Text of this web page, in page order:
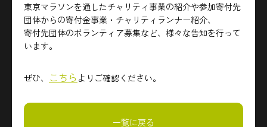
東京マラソンを通したチャリティ事業の紹介や参加寄付先
団体からの寄付金事業・チャリティランナー紹介、
寄付先団体のボランティア募集など、様々な告知を行って
います。
ぜひ、 こちら よりご確認ください。
一覧に戻る